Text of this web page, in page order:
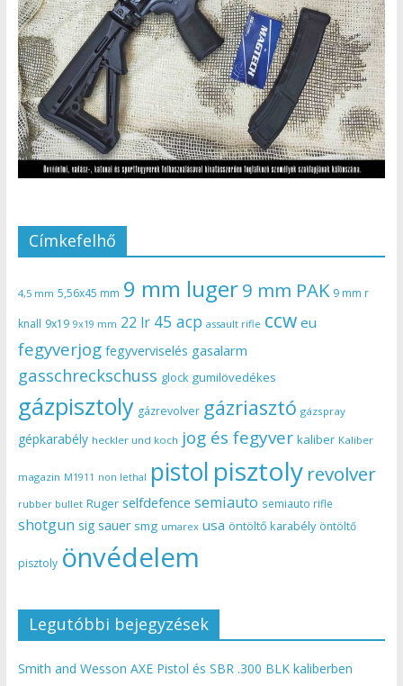
Címkefelhő
4,5 mm 5,56x45 mm 9 mm luger9 mm PAK 9 mm r
knall 9x19 9x19 mm 22 lr 45 acp assault rifle ccw eu
fegyverjog fegyverviselés gasalarm
gasschreckschuss glock gumilövedékes
gázpisztoly gázrevolver gázriasztó gázspray
gépkarabély heckler und koch jog és fegyver kaliber Kaliber
magazin M1911 non lethal pistol pisztoly revolver
rubber bullet Ruger selfdefence semiauto semiauto rifle
shotgun sig sauer smg umarex usa öntöltő karabély öntöltő
pisztoly önvédelem
Legutóbbi bejegyzések
Smith and Wesson AXE Pistol és SBR .300 BLK kaliberben